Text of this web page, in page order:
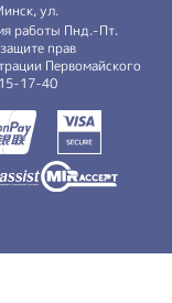
ул.
работы Пнд.-Пт.
прав
Первомайского
17-40